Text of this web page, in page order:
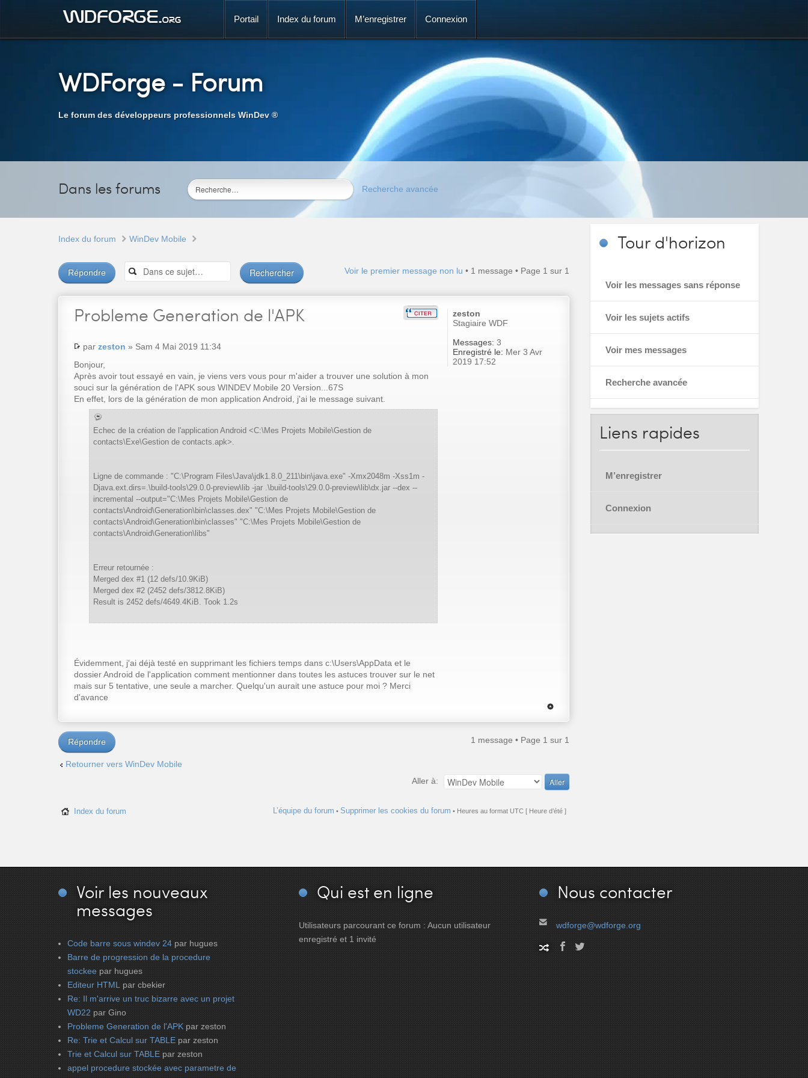
Portail Index du forum M’enregistrer Connexion
WDForge- Forum
Le forum des développeurs professionnels WinDev ®
Dans les forums Recherche avancée
Index du forum WinDev Mobile
Répondre Voir le premier message non lu • 1 message • Page 1 sur 1
Probleme Generation de l'APK
par zeston » Sam 4 Mai 2019 11:34
Bonjour,
Après avoir tout essayé en vain, je viens vers vous pour m'aider a trouver une solution à mon
souci sur la génération de l'APK sous WINDEV Mobile 20 Version...67S
En effet, lors de la génération de mon application Android, j'ai le message suivant.
Echec de la création de l'application Android <C:\Mes Projets Mobile\Gestion de
contacts\Exe\Gestion de contacts.apk>.
Ligne de commande : "C:\Program Files\Java\jdk1.8.0_211\bin\java.exe" -Xmx2048m -Xss1m -
Djava.ext.dirs=.\build-tools\29.0.0-preview\lib -jar .\build-tools\29.0.0-preview\lib\dx.jar --dex --
incremental --output="C:\Mes Projets Mobile\Gestion de
contacts\Android\Generation\bin\classes.dex" "C:\Mes Projets Mobile\Gestion de
contacts\Android\Generation\bin\classes" "C:\Mes Projets Mobile\Gestion de
contacts\Android\Generation\libs"
Erreur retournée :
Merged dex #1 (12 defs/10.9KiB)
Merged dex #2 (2452 defs/3812.8KiB)
Result is 2452 defs/4649.4KiB. Took 1.2s
Évidemment, j'ai déjà testé en supprimant les fichiers temps dans c:\Users\AppData et le
dossier Android de l'application comment mentionner dans toutes les astuces trouver sur le net
mais sur 5 tentative, une seule a marcher. Quelqu'un aurait une astuce pour moi ? Merci
d'avance
zeston
Stagiaire WDF
Messages: 3
Enregistré le: Mer 3 Avr
2019 17:52
Répondre 1 message • Page 1 sur 1
Retourner vers WinDev Mobile
Aller à:
Index du forum L’équipe du forum • Supprimer les cookies du forum • Heures au format UTC [ Heure d’été ]
Tour d'horizon
Voir les messages sans réponse
Voir les sujets actifs
Voir mes messages
Recherche avancée
Liens rapides
M’enregistrer
Connexion
Voir les nouveaux
messages
Code barre sous windev 24 par hugues
Barre de progression de la procedure
stockee par hugues
Editeur HTML par cbekier
Re: Il m'arrive un truc bizarre avec un projet
WD22 par Gino
Probleme Generation de l'APK par zeston
Re: Trie et Calcul sur TABLE par zeston
Trie et Calcul sur TABLE par zeston
appel procedure stockée avec parametre de
Qui est en ligne
Utilisateurs parcourant ce forum : Aucun utilisateur
enregistré et 1 invité
Nous contacter
wdforge@wdforge.org